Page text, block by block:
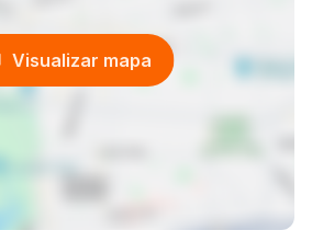
Visualizar mapa